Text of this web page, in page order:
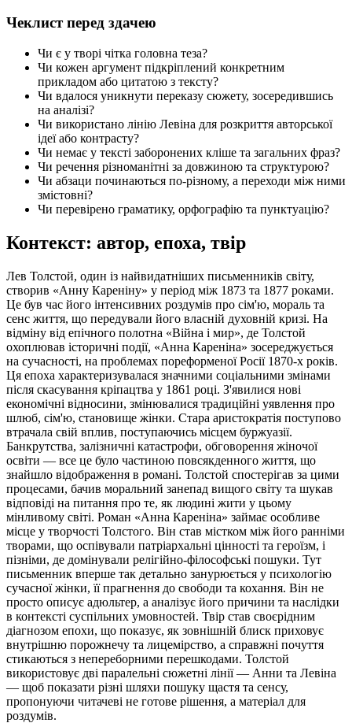
Чеклист перед здачею
Чи є у творі чітка головна теза?
Чи кожен аргумент підкріплений конкретним
прикладом або цитатою з тексту?
Чи вдалося уникнути переказу сюжету, зосередившись
на аналізі?
Чи використано лінію Левіна для розкриття авторської
ідеї або контрасту?
Чи немає у тексті заборонених кліше та загальних фраз?
Чи речення різноманітні за довжиною та структурою?
Чи абзаци починаються по-різному, а переходи між ними
змістовні?
Чи перевірено граматику, орфографію та пунктуацію?
Контекст: автор, епоха, твір
Лев Толстой, один із найвидатніших письменників світу,
створив «Анну Кареніну» у період між 1873 та 1877 роками.
Це був час його інтенсивних роздумів про сім'ю, мораль та
сенс життя, що передували його власній духовній кризі. На
відміну від епічного полотна «Війна і мир», де Толстой
охоплював історичні події, «Анна Кареніна» зосереджується
на сучасності, на проблемах пореформеної Росії 1870-х років.
Ця епоха характеризувалася значними соціальними змінами
після скасування кріпацтва у 1861 році. З'явилися нові
економічні відносини, змінювалися традиційні уявлення про
шлюб, сім'ю, становище жінки. Стара аристократія поступово
втрачала свій вплив, поступаючись місцем буржуазії.
Банкрутства, залізничні катастрофи, обговорення жіночої
освіти — все це було частиною повсякденного життя, що
знайшло відображення в романі. Толстой спостерігав за цими
процесами, бачив моральний занепад вищого світу та шукав
відповіді на питання про те, як людині жити у цьому
мінливому світі. Роман «Анна Кареніна» займає особливе
місце у творчості Толстого. Він став містком між його ранніми
творами, що оспівували патріархальні цінності та героїзм, і
пізніми, де домінували релігійно-філософські пошуки. Тут
письменник вперше так детально занурюється у психологію
сучасної жінки, її прагнення до свободи та кохання. Він не
просто описує адюльтер, а аналізує його причини та наслідки
в контексті суспільних умовностей. Твір став своєрідним
діагнозом епохи, що показує, як зовнішній блиск приховує
внутрішню порожнечу та лицемірство, а справжні почуття
стикаються з непереборними перешкодами. Толстой
використовує дві паралельні сюжетні лінії — Анни та Левіна
— щоб показати різні шляхи пошуку щастя та сенсу,
пропонуючи читачеві не готове рішення, а матеріал для
роздумів.